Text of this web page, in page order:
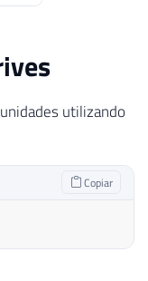
utilizando
Copiar